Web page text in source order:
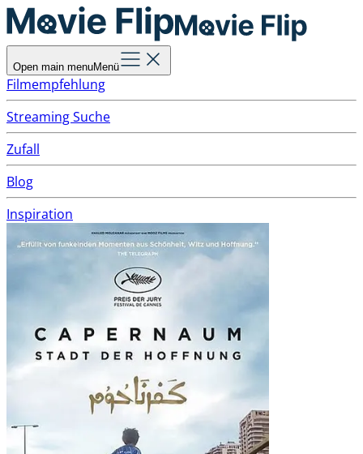
Open main menuMenü
Filmempfehlung
Streaming Suche
Zufall
Blog
Inspiration